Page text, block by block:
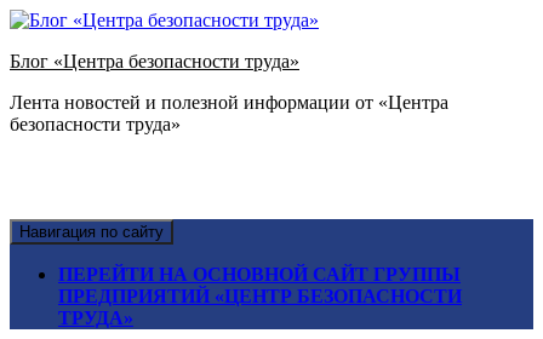
Блог «Центра безопасности труда»
Лента новостей и полезной информации от «Центра
безопасности труда»
Навигация по сайту
ПЕРЕЙТИ НА ОСНОВНОЙ САЙТ ГРУППЫ
ПРЕДПРИЯТИЙ «ЦЕНТР БЕЗОПАСНОСТИ
ТРУДА»